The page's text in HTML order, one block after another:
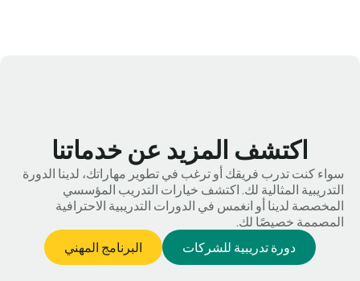
اكتشف المزيد عن خدماتنا
سواء كنت تدرب فريقك أو ترغب في تطوير مهاراتك، لدينا الدورة
التدريبية المثالية لك. اكتشف خيارات التدريب المؤسسي
المخصصة لدينا أو انغمس في الدورات التدريبية الاحترافية
المصممة خصيصًا لك.
دورة تدريبية للشركات
البرنامج المهني